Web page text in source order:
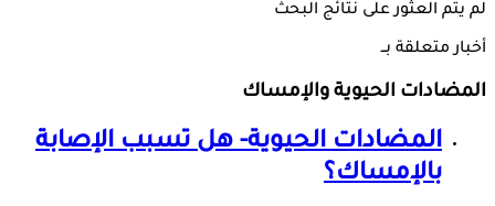
لم يتم العثور على نتائج البحث
أخبار متعلقة بــ
المضادات الحيوية والإمساك
المضادات الحيوية- هل تسبب الإصابة
بالإمساك؟